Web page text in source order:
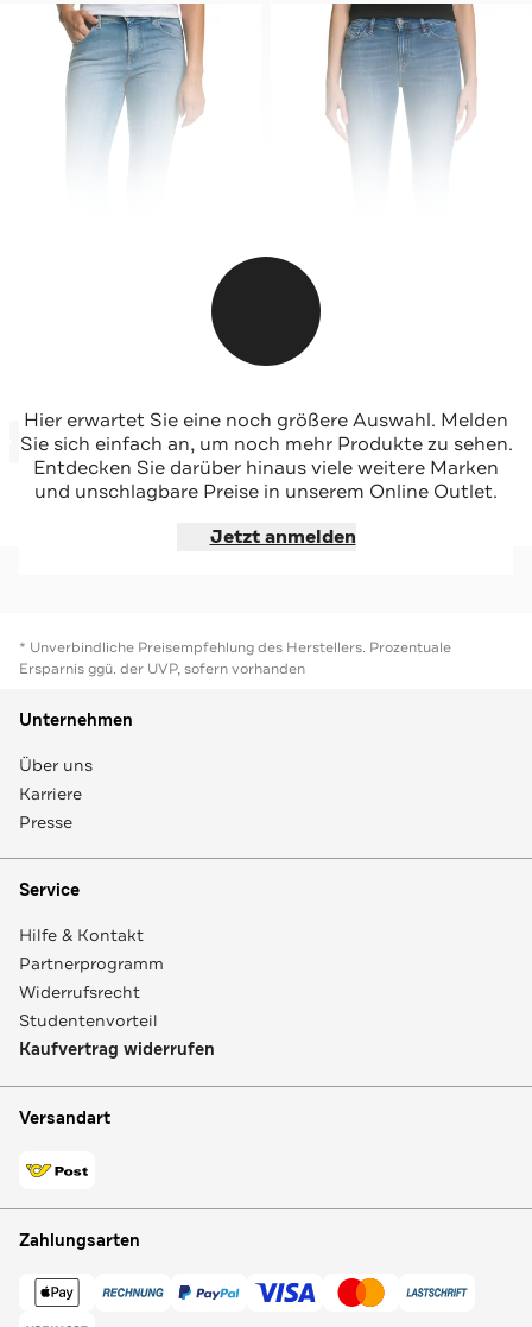
DIESEL
Jeans 'Babhila' skinny
-60%*
Sale
Jetzt shoppen
DIESEL
Jeans 'Slandy' super skinny
-60%*
Sale
Jetzt shoppen
Hier erwartet Sie eine noch größere Auswahl. Melden
Sie sich einfach an, um noch mehr Produkte zu sehen.
Entdecken Sie darüber hinaus viele weitere Marken
und unschlagbare Preise in unserem Online Outlet.
Jetzt anmelden
* Unverbindliche Preisempfehlung des Herstellers. Prozentuale
Ersparnis ggü. der UVP, sofern vorhanden
Unternehmen
Über uns
Karriere
Presse
Service
Hilfe & Kontakt
Partnerprogramm
Widerrufsrecht
Studentenvorteil
Kaufvertrag widerrufen
Versandart
Zahlungsarten